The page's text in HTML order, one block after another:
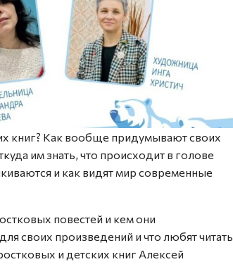
книг? Как вообще придумывают своих
им знать, что происходит в голове
и как видят мир современные
повестей и кем они
своих произведений и что любят читать
и детских книг Алексей